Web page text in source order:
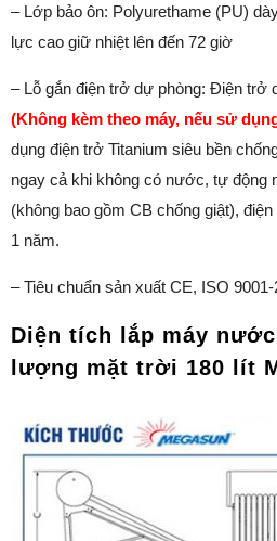
– Lớp bảo ôn: Polyurethame (PU)
lực cao giữ nhiệt lên đến 72 giờ
– Lỗ gắn điện trở dự phòng: Điện trở
(Không kèm theo máy, nếu sử
dụng điện trở Titanium siêu bền
ngay cả khi không có nước, tự động
(không bao gồm CB chống giật),
1 năm.
– Tiêu chuẩn sản xuất CE, ISO
Diện tích lắp máy
lượng mặt trời 180 lít